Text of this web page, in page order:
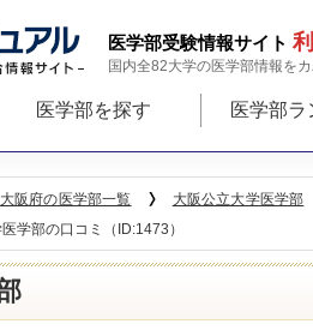
医学部受験情報サイト
国内全82大学の医学部情報をカ
医学部を探す 医学部ラ
大阪府の医学部一覧 大阪公立大学医学部
学部の口コミ（ID:1473）